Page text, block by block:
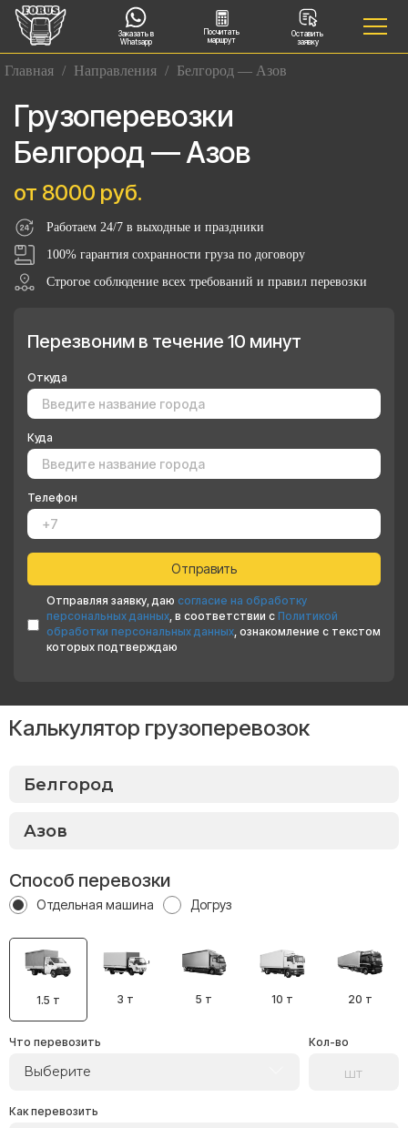
Заказать в
Whatsapp
Посчитать
маршрут
Оставить
заявку
Главная / Направления / Белгород — Азов
Грузоперевозки
Белгород — Азов
от 8000 руб.
Работаем 24/7 в выходные и праздники
100% гарантия сохранности груза по договору
Строгое соблюдение всех требований и правил перевозки
Перезвоним в течение 10 минут
Откуда
Куда
Телефон
Отправляя заявку, даю согласие на обработку
персональных данных, в соответствии с Политикой
обработки персональных данных, ознакомление с текстом
которых подтверждаю
Калькулятор грузоперевозок
Способ перевозки
Отдельная машина Догруз
1.5 т 3 т 5 т 10 т 20 т
Что перевозить
Выберите
Кол-во
Как перевозить